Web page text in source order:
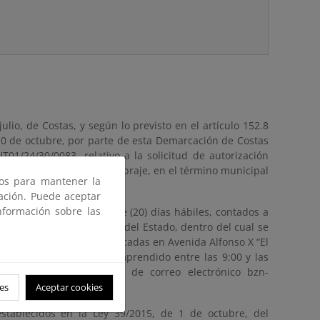
de Costas, y según lo previsto en el artículo 152.8
de octubre, por parte de esta Demarcación de Costas
24/30/0083, relativo a la solicitud de autorización
con mesas, sillas y sombraje, en el término municipal
un plazo de veinte (20) días hábiles, contados a
en el Boletín Oficial del Estado, dentro del cual se
Costas en Murcia, ubicadas en Avenida Alfonso X “El
hábiles y en horario comprendido entre las 9:00 y las
través de la dirección de correo electrónico bzn-
en la Ley 39/2015, de 1 de octubre, del
para mantener la
Puede aceptar
sobre las
Aceptar cookies